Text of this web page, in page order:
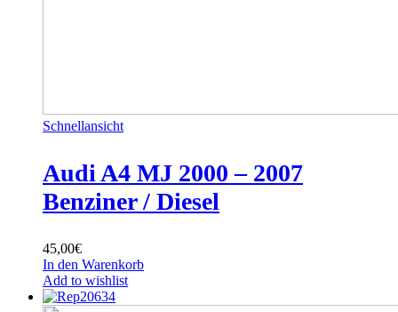
Schnellansicht
Audi A4 MJ 2000 – 2007
Benziner / Diesel
45,00€
In den Warenkorb
Add to wishlist